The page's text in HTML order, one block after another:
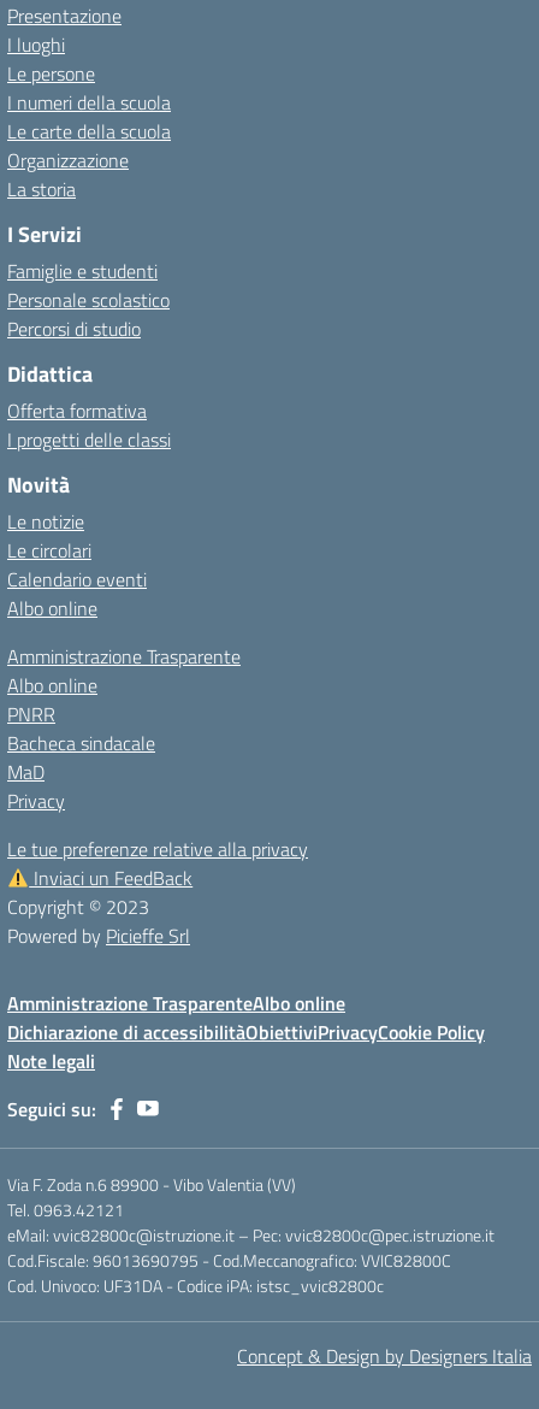
Presentazione
I luoghi
Le persone
I numeri della scuola
Le carte della scuola
Organizzazione
La storia
I Servizi
Famiglie e studenti
Personale scolastico
Percorsi di studio
Didattica
Offerta formativa
I progetti delle classi
Novità
Le notizie
Le circolari
Calendario eventi
Albo online
Amministrazione Trasparente
Albo online
PNRR
Bacheca sindacale
MaD
Privacy
Le tue preferenze relative alla privacy
Inviaci un FeedBack
Copyright © 2023
Powered by Picieffe Srl
Amministrazione TrasparenteAlbo online
Dichiarazione di accessibilitàObiettiviPrivacyCookie Policy
Note legali
Seguici su:
Via F. Zoda n.6 89900 - Vibo Valentia (VV)
Tel. 0963.42121
eMail: vvic82800c@istruzione.it – Pec: vvic82800c@pec.istruzione.it
Cod.Fiscale: 96013690795 - Cod.Meccanografico: VVIC82800C
Cod. Univoco: UF31DA - Codice iPA: istsc_vvic82800c
Concept & Design by Designers Italia